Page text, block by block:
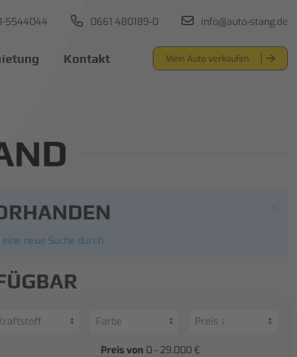
5544044 0661 480189-0 info@auto-stang.de
Mein Auto verkaufen
Kontakt
neue Suche durch:
Preis von 0 - 29.000 €